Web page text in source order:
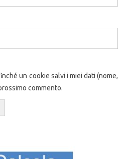
un cookie salvi i miei dati (nome,
commento.